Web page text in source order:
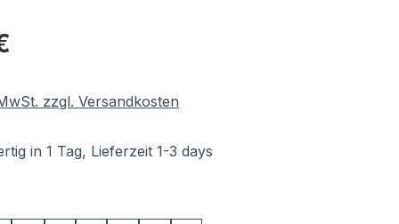
zzgl. Versandkosten
in 1 Tag, Lieferzeit 1-3 days